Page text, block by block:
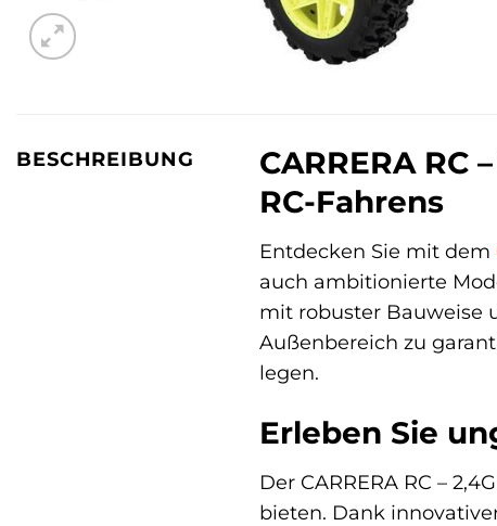
BESCHREIBUNG
CARRERA
RC-Fahrens
Entdecken Sie mit dem
auch ambitionierte
mit robuster Bauweise
Außenbereich zu
legen.
Erleben Sie
Der CARRERA RC –
bieten. Dank